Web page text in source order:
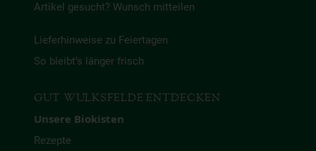
Artikel gesucht? Wunsch mitteilen
Lieferhinweise zu Feiertagen
So bleibt’s länger frisch
GUT WULKSFELDE ENTDECKEN
Unsere Biokisten
Rezepte